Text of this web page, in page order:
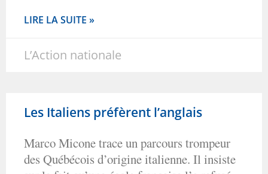
LIRE LA SUITE »
L’Action nationale
Les Italiens préfèrent l’anglais
Marco Micone trace un parcours trompeur
des Québécois d’origine italienne. Il insiste